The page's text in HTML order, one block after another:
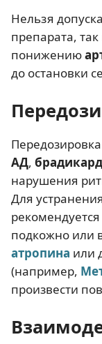
Нельзя
препарата,
понижению
до остановки
АД,
нарушения
Для
подкожно или
атропина или
(например,
произвести